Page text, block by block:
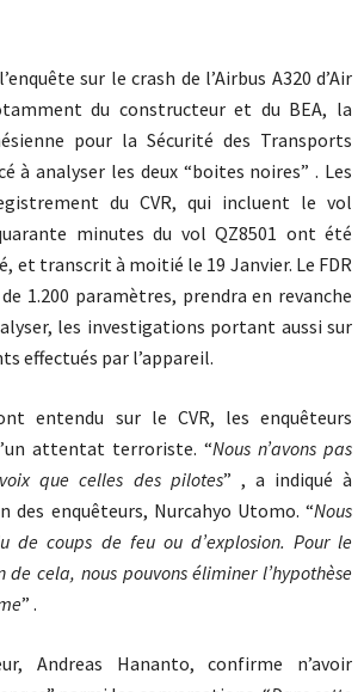
sur le crash de l’Airbus A320 d’Air
du constructeur et du BEA, la
pour la Sécurité des Transports
à analyser les deux “boites noires” . Les
du CVR, qui incluent le vol
minutes du vol QZ8501 ont été
et transcrit à moitié le 19 Janvier. Le FDR
1.200 paramètres, prendra en revanche
les investigations portant aussi sur
effectués par l’appareil.
entendu sur le CVR, les enquêteurs
attentat terroriste. “Nous n’avons pas
que celles des pilotes” , a indiqué à
des enquêteurs, Nurcahyo Utomo. “Nous
de coups de feu ou d’explosion. Pour le
cela, nous pouvons éliminer l’hypothèse
” .
Andreas Hananto, confirme n’avoir